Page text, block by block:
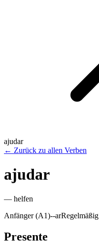
ajudar
← Zurück zu allen Verben
ajudar
— helfen
Anfänger (A1)--arRegelmäßig
Presente